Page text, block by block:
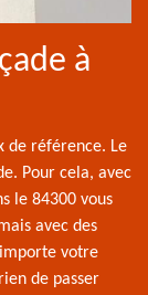
à
de référence. Le
Pour cela, avec
le 84300 vous
avec des
votre
de passer